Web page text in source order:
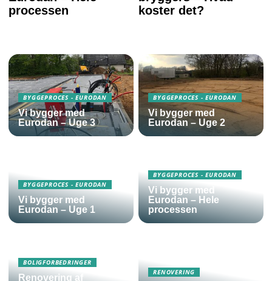
processen
koster det?
BYGGEPROCES - EURODAN
Vi bygger med
Eurodan – Uge 3
BYGGEPROCES - EURODAN
Vi bygger med
Eurodan – Uge 2
BYGGEPROCES - EURODAN
Vi bygger med
Eurodan – Uge 1
BYGGEPROCES - EURODAN
Vi bygger med
Eurodan – Hele
processen
BOLIGFORBEDRINGER
Renovering af
RENOVERING